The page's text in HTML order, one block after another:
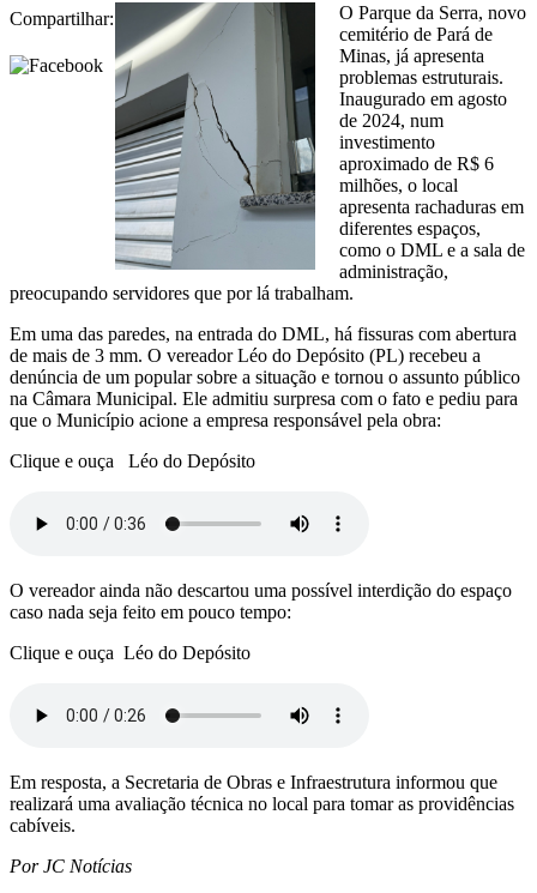
Compartilhar:
O Parque da Serra, novo
cemitério de Pará de
Minas, já apresenta
problemas estruturais.
Inaugurado em agosto
de 2024, num
investimento
aproximado de R$ 6
milhões, o local
apresenta rachaduras em
diferentes espaços,
como o DML e a sala de
administração,
preocupando servidores que por lá trabalham.
Em uma das paredes, na entrada do DML, há fissuras com abertura
de mais de 3 mm. O vereador Léo do Depósito (PL) recebeu a
denúncia de um popular sobre a situação e tornou o assunto público
na Câmara Municipal. Ele admitiu surpresa com o fato e pediu para
que o Município acione a empresa responsável pela obra:
Clique e ouça Léo do Depósito
O vereador ainda não descartou uma possível interdição do espaço
caso nada seja feito em pouco tempo:
Clique e ouça Léo do Depósito
Em resposta, a Secretaria de Obras e Infraestrutura informou que
realizará uma avaliação técnica no local para tomar as providências
cabíveis.
Por JC Notícias